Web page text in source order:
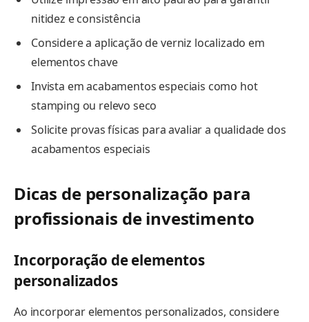
nitidez e consistência
Considere a aplicação de verniz localizado em
elementos chave
Invista em acabamentos especiais como hot
stamping ou relevo seco
Solicite provas físicas para avaliar a qualidade dos
acabamentos especiais
Dicas de personalização para
profissionais de investimento
Incorporação de elementos
personalizados
Ao incorporar elementos personalizados, considere